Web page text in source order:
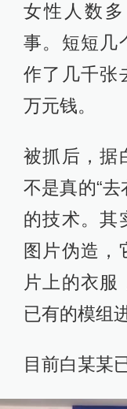
女性人数
事。短短几
作了几千张
万元钱。
被抓后，据
不是真的“
的技术。其
图片伪造，
片上的衣服
已有的模组
目前白某某